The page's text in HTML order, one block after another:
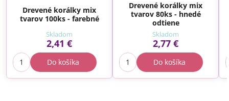
Drevené korálky mix
tvarov 100ks - farebné
Skladom
2,41 €
Do košíka
Drevené korálky mix
tvarov 80ks - hnedé
odtiene
Skladom
2,77 €
Do košíka